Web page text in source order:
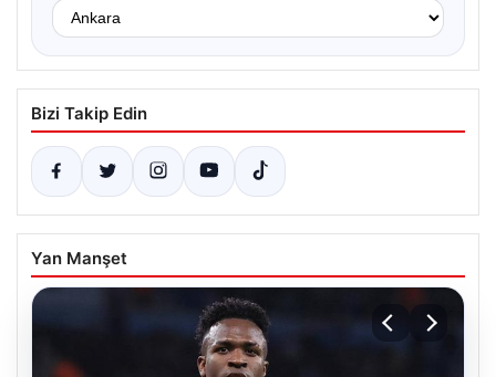
Bizi Takip Edin
Yan Manşet